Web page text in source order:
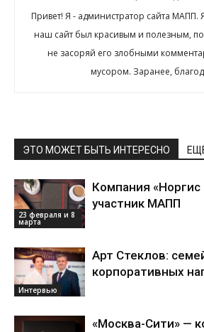
Привет! Я - администратор сайта МАПП.
наш сайт был красивым и полезным,
не засоряй его злобными
мусором. Заранее,
ЭТО МОЖЕТ БЫТЬ ИНТЕРЕСНО
23 февраля и 8
марта
Компания «Норгис
участник МАПП
Интервью
Арт Стеклов:
корпоративных
«Москва-Сити» —